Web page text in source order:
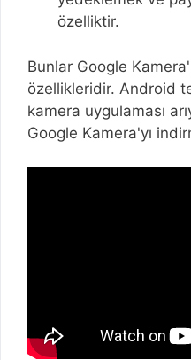
özelliktir.
Bunlar Google
özellikleridir. Android
kamera uygulaması
Google Kamera'yı